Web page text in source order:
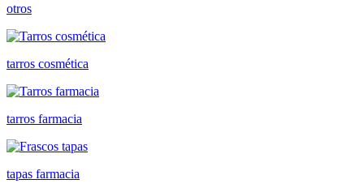
otros
tarros cosmética
tarros farmacia
tapas farmacia